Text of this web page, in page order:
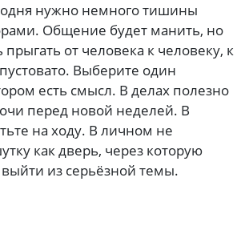
нужно немного тишины
Общение будет манить, но
прыгать от человека к человеку, к
Выберите один
есть смысл. В делах полезно
перед новой неделей. В
на ходу. В личном не
как дверь, через которую
из серьёзной темы.